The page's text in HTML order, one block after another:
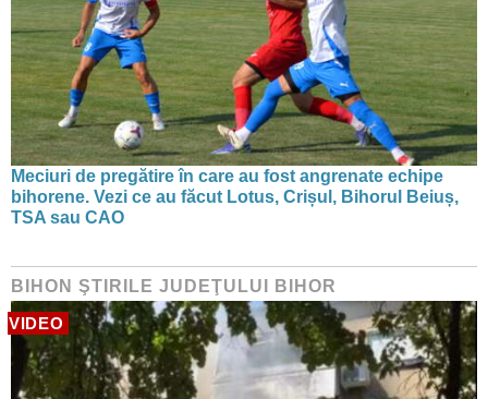
Meciuri de pregătire în care au fost angrenate echipe
bihorene. Vezi ce au făcut Lotus, Crișul, Bihorul Beiuș,
TSA sau CAO
BIHON ŞTIRILE JUDEŢULUI BIHOR
VIDEO